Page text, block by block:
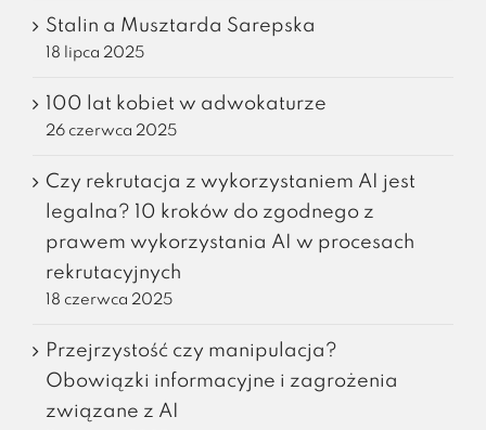
Stalin a Musztarda Sarepska
18 lipca 2025
100 lat kobiet w adwokaturze
26 czerwca 2025
Czy rekrutacja z wykorzystaniem AI jest
legalna? 10 kroków do zgodnego z
prawem wykorzystania AI w procesach
rekrutacyjnych
18 czerwca 2025
Przejrzystość czy manipulacja?
Obowiązki informacyjne i zagrożenia
związane z AI